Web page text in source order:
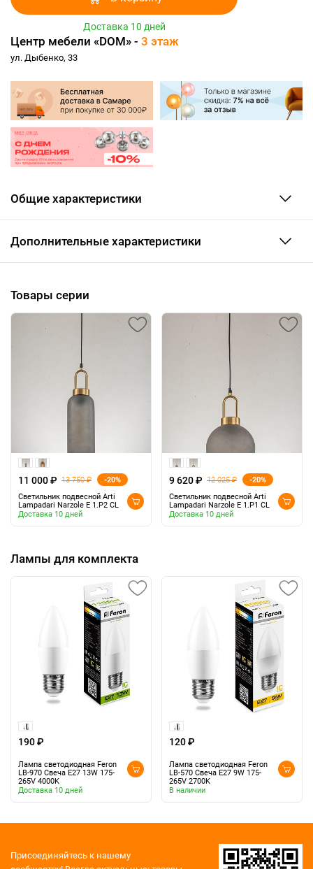
Доставка 10 дней
Центр мебели «DOM» - 3 этаж
ул. Дыбенко, 33
Общие характеристики
Дополнительные характеристики
Товары серии
11 000 ₽ 13 750 ₽
-20%
Светильник подвесной Arti
Lampadari Narzole E 1.P2 CL
Доставка 10 дней
9 620 ₽ 12 025 ₽
-20%
Светильник подвесной Arti
Lampadari Narzole E 1.P1 CL
Доставка 10 дней
Лампы для комплекта
190 ₽
Лампа светодиодная Feron
LB-970 Свеча E27 13W 175-
265V 4000K
Доставка 10 дней
120 ₽
Лампа светодиодная Feron
LB-570 Свеча E27 9W 175-
265V 2700K
В наличии
Присоединяйтесь к нашему